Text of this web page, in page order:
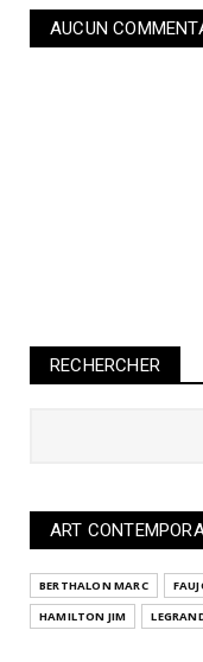
AUCUN
RECHERCHER
ART
BERTHALON MARC
HAMILTON JIM